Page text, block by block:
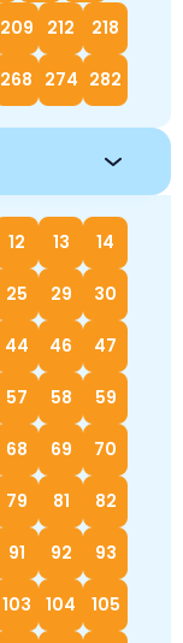
209 212 218
268 274 282
12 13 14
25 29 30
44 46 47
57 58 59
68 69 70
79 81 82
91 92 93
103 104 105